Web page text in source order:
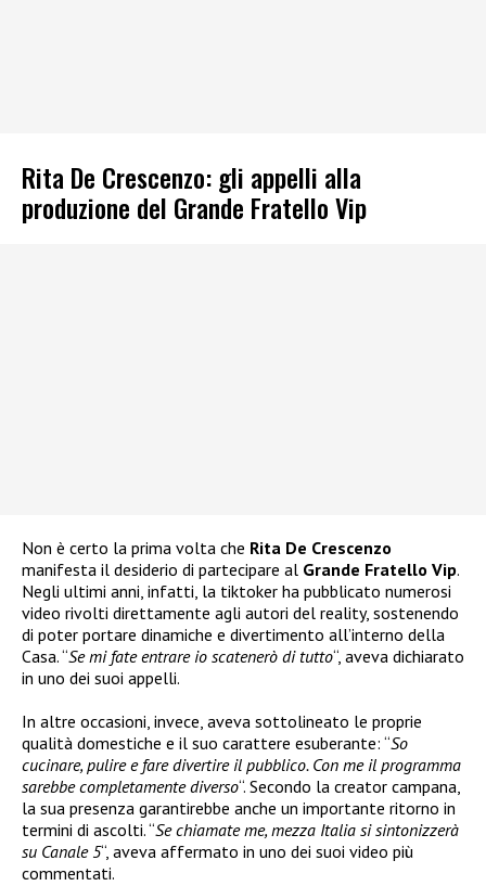
Rita De Crescenzo: gli appelli alla
produzione del Grande Fratello Vip
Non è certo la prima volta che Rita De Crescenzo
manifesta il desiderio di partecipare al Grande Fratello Vip.
Negli ultimi anni, infatti, la tiktoker ha pubblicato numerosi
video rivolti direttamente agli autori del reality, sostenendo
di poter portare dinamiche e divertimento all’interno della
Casa. “Se mi fate entrare io scatenerò di tutto“, aveva dichiarato
in uno dei suoi appelli.
In altre occasioni, invece, aveva sottolineato le proprie
qualità domestiche e il suo carattere esuberante: “So
cucinare, pulire e fare divertire il pubblico. Con me il programma
sarebbe completamente diverso“. Secondo la creator campana,
la sua presenza garantirebbe anche un importante ritorno in
termini di ascolti. “Se chiamate me, mezza Italia si sintonizzerà
su Canale 5“, aveva affermato in uno dei suoi video più
commentati.